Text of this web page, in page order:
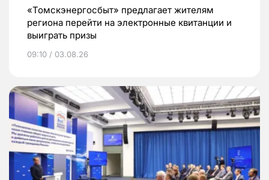
«Томскэнергосбыт» предлагает жителям
региона перейти на электронные квитанции и
выиграть призы
09:10 / 03.08.26